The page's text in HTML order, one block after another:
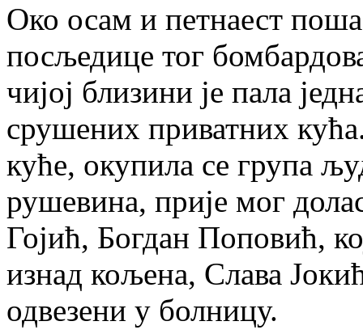
Око осам и петнаест
посљедице тог
чијој близини је пала
срушених приватних
куће, окупила се група
рушевина, прије мог
Гојић, Богдан Поповић,
изнад кољена, Слава
одвезени у болницу.